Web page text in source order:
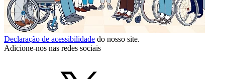
Declaração de acessibilidade do nosso site.
Adicione-nos nas redes sociais